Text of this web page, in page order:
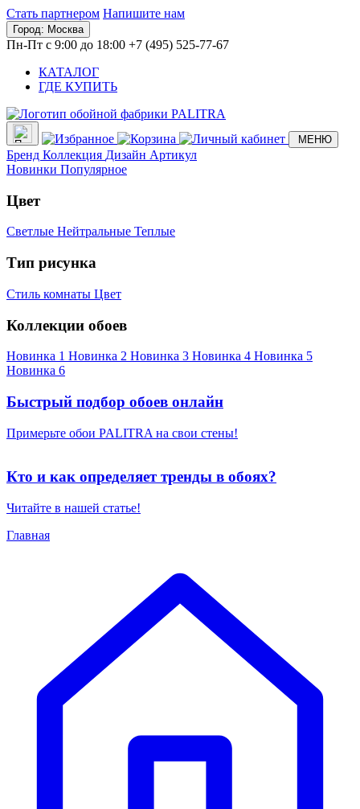
Стать партнером Напишите нам
Город: Москва
Пн-Пт с 9:00 до 18:00 +7 (495) 525-77-67
КАТАЛОГ
ГДЕ КУПИТЬ
МЕНЮ
Бренд Коллекция Дизайн Артикул
Новинки Популярное
Цвет
Светлые Нейтральные Теплые
Тип рисунка
Стиль комнаты Цвет
Коллекции обоев
Новинка 1 Новинка 2 Новинка 3 Новинка 4 Новинка 5
Новинка 6
Быстрый подбор обоев онлайн
Примерьте обои PALITRA на свои стены!
Кто и как определяет тренды в обоях?
Читайте в нашей статье!
Главная